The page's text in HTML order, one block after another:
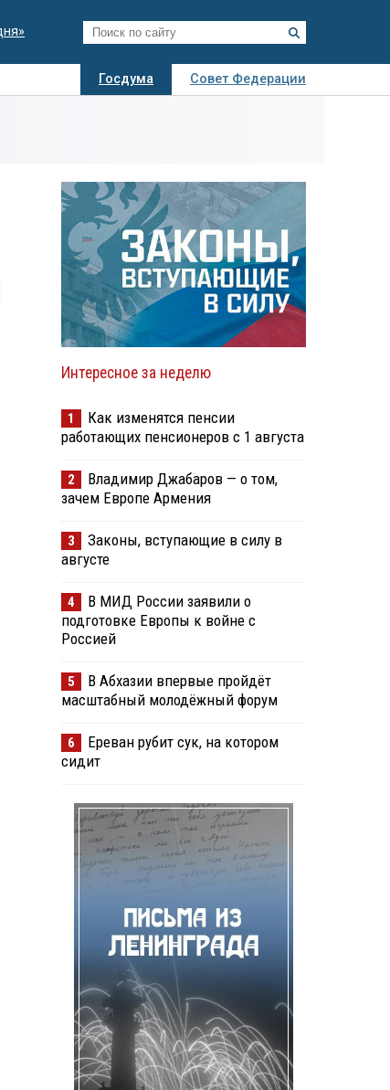
Госдума
Совет Федерации
Интересное за неделю
1
Как изменятся пенсии
работающих пенсионеров с 1 августа
2
Владимир Джабаров — о том,
зачем Европе Армения
3
Законы, вступающие в силу в
августе
4
В МИД России заявили о
подготовке Европы к войне с
Россией
5
В Абхазии впервые пройдёт
масштабный молодёжный форум
6
Ереван рубит сук, на котором
сидит